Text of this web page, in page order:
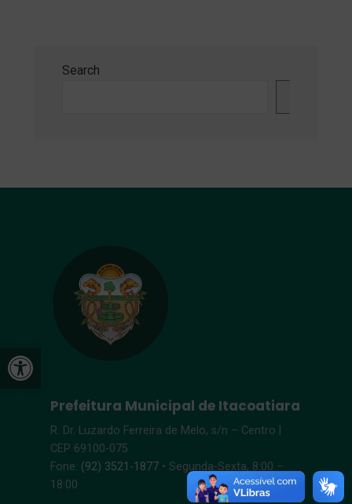
Open toolbar
Search
Prefeitura Municipal de Itacoatiara
R. Dr. Luzardo Ferreira de Melo, s/n – Centro |
CEP 69100-075
Fone: (92) 3521-1877 • Segunda-Sexta, 8:00 –
18:00